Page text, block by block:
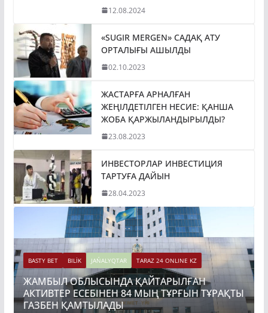
12.08.2024
«SUGIR MERGEN» САДАҚ АТУ
ОРТАЛЫҒЫ АШЫЛДЫ
02.10.2023
ЖАСТАРҒА АРНАЛҒАН
ЖЕҢІЛДЕТІЛГЕН НЕСИЕ: ҚАНША
ЖОБА ҚАРЖЫЛАНДЫРЫЛДЫ?
23.08.2023
ИНВЕСТОРЛАР ИНВЕСТИЦИЯ
ТАРТУҒА ДАЙЫН
28.04.2023
BASTY BET BILİK JAŃALYQTAR TARAZ 24 ONLINE KZ
ЖАМБЫЛ ОБЛЫСЫНДА ҚАЙТАРЫЛҒАН
АКТИВТЕР ЕСЕБІНЕН 84 МЫҢ ТҰРҒЫН ТҰРАҚТЫ
ГАЗБЕН ҚАМТЫЛАДЫ